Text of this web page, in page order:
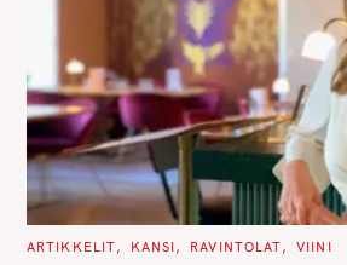
C
ARTIKKELIT KANSI RAVINTOLAT VIINI